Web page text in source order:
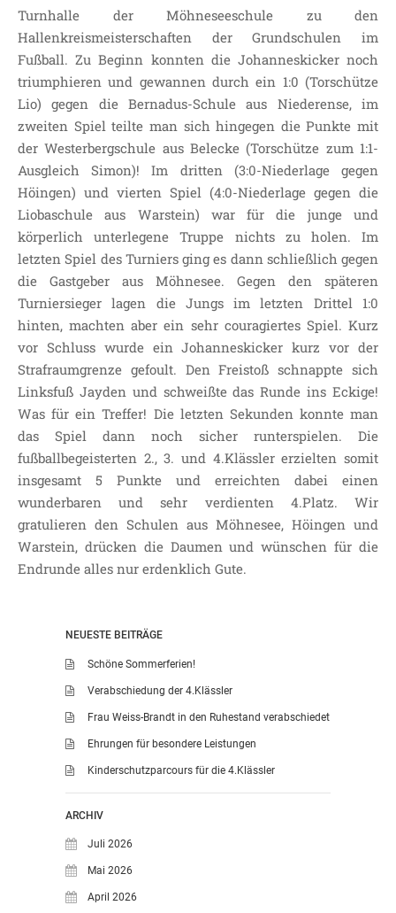
Turnhalle der Möhneseeschule zu den
Hallenkreismeisterschaften der Grundschulen im
Fußball. Zu Beginn konnten die Johanneskicker noch
triumphieren und gewannen durch ein 1:0 (Torschütze
Lio) gegen die Bernadus-Schule aus Niederense, im
zweiten Spiel teilte man sich hingegen die Punkte mit
der Westerbergschule aus Belecke (Torschütze zum 1:1-
Ausgleich Simon)! Im dritten (3:0-Niederlage gegen
Höingen) und vierten Spiel (4:0-Niederlage gegen die
Liobaschule aus Warstein) war für die junge und
körperlich unterlegene Truppe nichts zu holen. Im
letzten Spiel des Turniers ging es dann schließlich gegen
die Gastgeber aus Möhnesee. Gegen den späteren
Turniersieger lagen die Jungs im letzten Drittel 1:0
hinten, machten aber ein sehr couragiertes Spiel. Kurz
vor Schluss wurde ein Johanneskicker kurz vor der
Strafraumgrenze gefoult. Den Freistoß schnappte sich
Linksfuß Jayden und schweißte das Runde ins Eckige!
Was für ein Treffer! Die letzten Sekunden konnte man
das Spiel dann noch sicher runterspielen. Die
fußballbegeisterten 2., 3. und 4.Klässler erzielten somit
insgesamt 5 Punkte und erreichten dabei einen
wunderbaren und sehr verdienten 4.Platz. Wir
gratulieren den Schulen aus Möhnesee, Höingen und
Warstein, drücken die Daumen und wünschen für die
Endrunde alles nur erdenklich Gute.
NEUESTE BEITRÄGE
Schöne Sommerferien!
Verabschiedung der 4.Klässler
Frau Weiss-Brandt in den Ruhestand verabschiedet
Ehrungen für besondere Leistungen
Kinderschutzparcours für die 4.Klässler
ARCHIV
Juli 2026
Mai 2026
April 2026